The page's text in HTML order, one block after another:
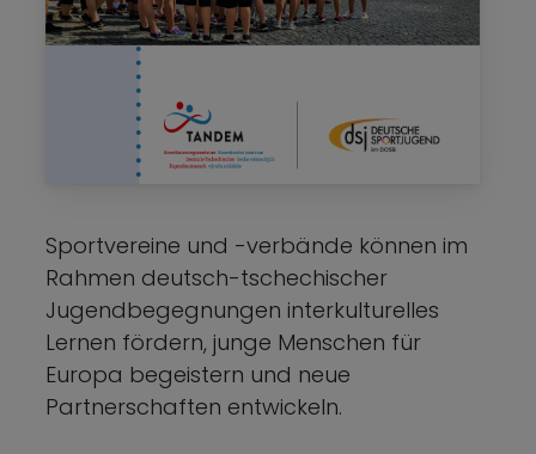
Sportvereine und -verbände können im
Rahmen deutsch-tschechischer
Jugendbegegnungen interkulturelles
Lernen fördern, junge Menschen für
Europa begeistern und neue
Partnerschaften entwickeln.